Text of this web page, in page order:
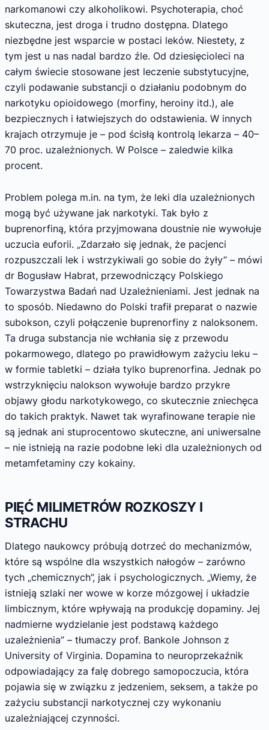
narkomanowi czy alkoholikowi. Psychoterapia, choć
skuteczna, jest droga i trudno dostępna. Dlatego
niezbędne jest wsparcie w postaci leków. Niestety, z
tym jest u nas nadal bardzo źle. Od dziesięcioleci na
całym świecie stosowane jest leczenie substytucyjne,
czyli podawanie substancji o działaniu podobnym do
narkotyku opioidowego (morfiny, heroiny itd.), ale
bezpiecznych i łatwiejszych do odstawienia. W innych
krajach otrzymuje je – pod ścisłą kontrolą lekarza – 40–
70 proc. uzależnionych. W Polsce – zaledwie kilka
procent.
Problem polega m.in. na tym, że leki dla uzależnionych
mogą być używane jak narkotyki. Tak było z
buprenorfiną, która przyjmowana doustnie nie wywołuje
uczucia euforii. „Zdarzało się jednak, że pacjenci
rozpuszczali lek i wstrzykiwali go sobie do żyły” – mówi
dr Bogusław Habrat, przewodniczący Polskiego
Towarzystwa Badań nad Uzależnieniami. Jest jednak na
to sposób. Niedawno do Polski trafił preparat o nazwie
subokson, czyli połączenie buprenorfiny z naloksonem.
Ta druga substancja nie wchłania się z przewodu
pokarmowego, dlatego po prawidłowym zażyciu leku –
w formie tabletki – działa tylko buprenorfina. Jednak po
wstrzyknięciu nalokson wywołuje bardzo przykre
objawy głodu narkotykowego, co skutecznie zniechęca
do takich praktyk. Nawet tak wyrafinowane terapie nie
są jednak ani stuprocentowo skuteczne, ani uniwersalne
– nie istnieją na razie podobne leki dla uzależnionych od
metamfetaminy czy kokainy.
PIĘĆ MILIMETRÓW ROZKOSZY I
STRACHU
Dlatego naukowcy próbują dotrzeć do mechanizmów,
które są wspólne dla wszystkich nałogów – zarówno
tych „chemicznych”, jak i psychologicznych. „Wiemy, że
istnieją szlaki ner wowe w korze mózgowej i układzie
limbicznym, które wpływają na produkcję dopaminy. Jej
nadmierne wydzielanie jest podstawą każdego
uzależnienia” – tłumaczy prof. Bankole Johnson z
University of Virginia. Dopamina to neuroprzekaźnik
odpowiadający za falę dobrego samopoczucia, która
pojawia się w związku z jedzeniem, seksem, a także po
zażyciu substancji narkotycznej czy wykonaniu
uzależniającej czynności.